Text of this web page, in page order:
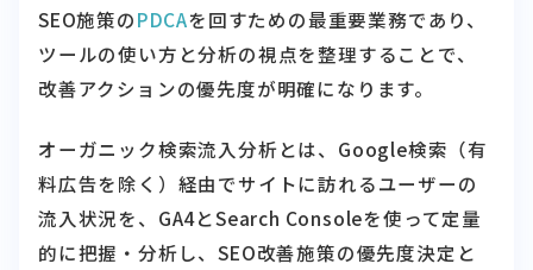
SEO施策のPDCAを回すための最重要業務であり、
ツールの使い方と分析の視点を整理することで、
改善アクションの優先度が明確になります。
オーガニック検索流入分析とは、Google検索（有
料広告を除く）経由でサイトに訪れるユーザーの
流入状況を、GA4とSearch Consoleを使って定量
的に把握・分析し、SEO改善施策の優先度決定と